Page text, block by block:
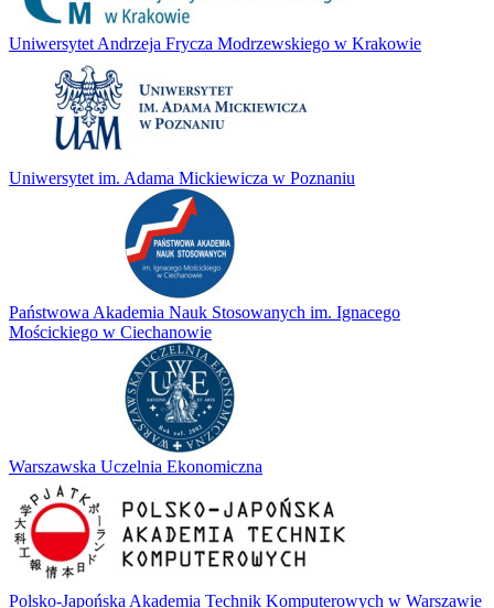
Uniwersytet Andrzeja Frycza Modrzewskiego w Krakowie
Uniwersytet im. Adama Mickiewicza w Poznaniu
Państwowa Akademia Nauk Stosowanych im. Ignacego
Mościckiego w Ciechanowie
Warszawska Uczelnia Ekonomiczna
Polsko-Japońska Akademia Technik Komputerowych w Warszawie